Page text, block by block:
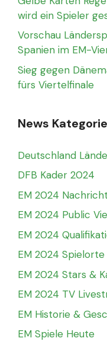
wird ein Spieler
Vorschau
Spanien im EM-
Sieg gegen
fürs Viertelfinale
News
Deutschland
DFB Kader 2024
EM 2024
EM 2024 Public
EM 2024
EM 2024 Spielorte
EM 2024 Stars &
EM 2024 TV
EM Historie &
EM Spiele Heute